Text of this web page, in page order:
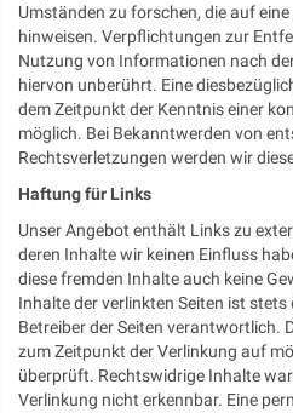
Umständen zu forschen, die auf
hinweisen. Verpflichtungen zur
Nutzung von Informationen nach
hiervon unberührt. Eine
dem Zeitpunkt der Kenntnis einer
möglich. Bei Bekanntwerden von
Rechtsverletzungen werden wir
Haftung für Links
Unser Angebot enthält Links zu
deren Inhalte wir keinen Einfluss
diese fremden Inhalte auch keine
Inhalte der verlinkten Seiten ist stets
Betreiber der Seiten verantwortlich.
zum Zeitpunkt der Verlinkung auf
überprüft. Rechtswidrige Inhalte
Verlinkung nicht erkennbar. Eine